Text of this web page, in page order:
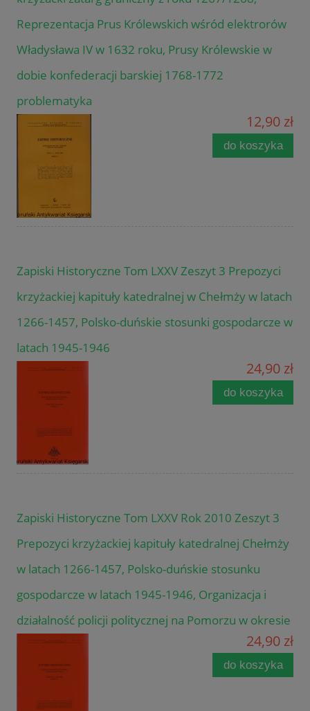
Reprezentacja Prus Królewskich wśród elektrorów
Władysława IV w 1632 roku, Prusy Królewskie w
dobie konfederacji barskiej 1768-1772
problematyka
12,90 zł
do koszyka
Zapiski Historyczne Tom LXXV Zeszyt 3 Prepozyci
krzyżackiej kapituły katedralnej w Chełmży w latach
1266-1457, Polsko-duńskie stosunki gospodarcze w
latach 1945-1946
24,90 zł
do koszyka
Zapiski Historyczne Tom LXXV Rok 2010 Zeszyt 3
Prepozyci krzyżackiej kapituły katedralnej Chełmży
w latach 1266-1457, Polsko-duńskie stosunku
gospodarcze w latach 1945-1946, Organizacja i
działalność policji politycznej na Pomorzu w okresie
24,90 zł
do koszyka